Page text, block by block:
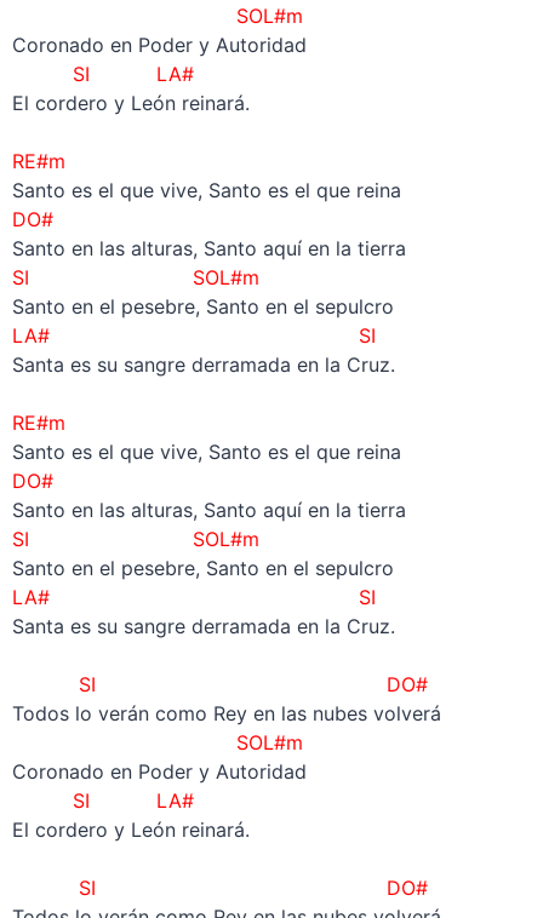
SOL#m
Coronado en Poder y Autoridad
SI LA#
El cordero y León reinará.
RE#m
Santo es el que vive, Santo es el que reina
DO#
Santo en las alturas, Santo aquí en la tierra
SI SOL#m
Santo en el pesebre, Santo en el sepulcro
LA# SI
Santa es su sangre derramada en la Cruz.
RE#m
Santo es el que vive, Santo es el que reina
DO#
Santo en las alturas, Santo aquí en la tierra
SI SOL#m
Santo en el pesebre, Santo en el sepulcro
LA# SI
Santa es su sangre derramada en la Cruz.
SI
DO#
Todos lo verán como Rey en las nubes volverá
SOL#m
Coronado en Poder y Autoridad
SI LA#
El cordero y León reinará.
SI
DO#